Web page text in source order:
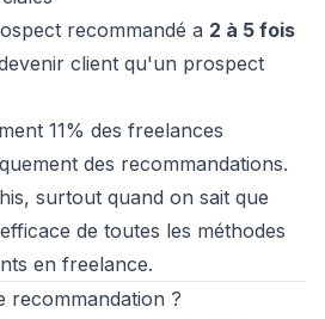
recommandé a 2 à 5 fois
client qu'un prospect
11% des freelances
des recommandations.
surtout quand on sait que
de toutes les méthodes
en freelance.
recommandation ?